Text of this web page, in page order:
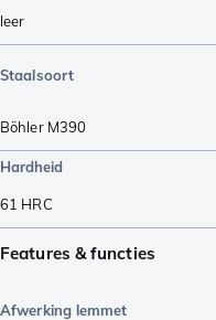
leer
Staalsoort
Böhler M390
Hardheid
61 HRC
Features & functies
Afwerking lemmet